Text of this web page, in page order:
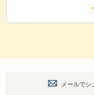
メールでシ